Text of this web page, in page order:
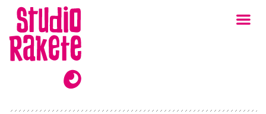
Zum
Inhalt
Studio
Rakete